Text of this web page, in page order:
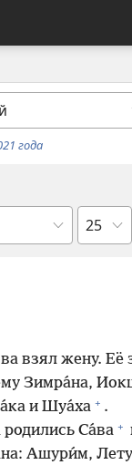
года
по
главам
взял жену. Её
Зимра́на,
и Шуа́ха + .
Са́ва +
Ашури́м,